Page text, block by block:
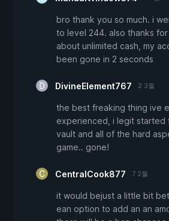
bro thank you so much. i
to level 244. also thanks
about unlimited cash, my
been gone in 2 seconds
DivineElement767 2 3월
the best freaking thing ive
experienced, i legit started
vault and all of the hard
game.. gone!
CentralCook877 7 2월
it would bejust a little bit
ean option to add an an